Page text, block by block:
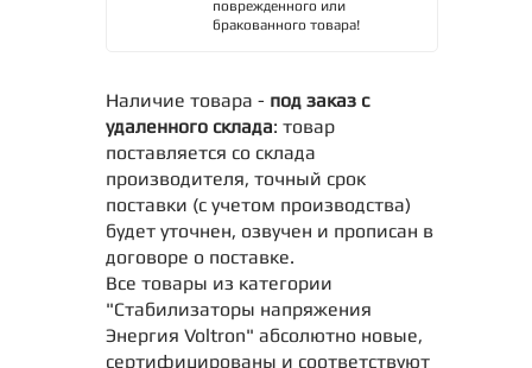
поврежденного или
бракованного товара!
Наличие товара - под заказ с
удаленного склада: товар
поставляется со склада
производителя, точный срок
поставки (с учетом производства)
будет уточнен, озвучен и прописан в
договоре о поставке.
Все товары из категории
"Стабилизаторы напряжения
Энергия Voltron" абсолютно новые,
сертифицированы и соответствуют